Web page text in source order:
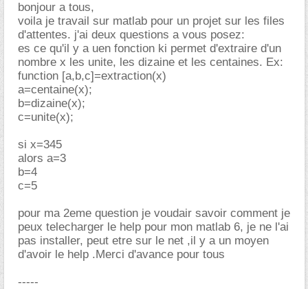
bonjour a tous,
voila je travail sur matlab pour un projet sur les files
d'attentes. j'ai deux questions a vous posez:
es ce qu'il y a uen fonction ki permet d'extraire d'un
nombre x les unite, les dizaine et les centaines. Ex:
function [a,b,c]=extraction(x)
a=centaine(x);
b=dizaine(x);
c=unite(x);
si x=345
alors a=3
b=4
c=5
pour ma 2eme question je voudair savoir comment je
peux telecharger le help pour mon matlab 6, je ne l'ai
pas installer, peut etre sur le net ,il y a un moyen
d'avoir le help .Merci d'avance pour tous
-----